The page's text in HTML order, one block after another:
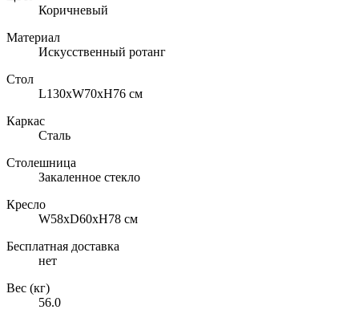
Коричневый
Материал
Искусственный ротанг
Стол
L130хW70xH76 см
Каркас
Сталь
Столешница
Закаленное стекло
Кресло
W58xD60xH78 см
Бесплатная доставка
нет
Вес (кг)
56.0